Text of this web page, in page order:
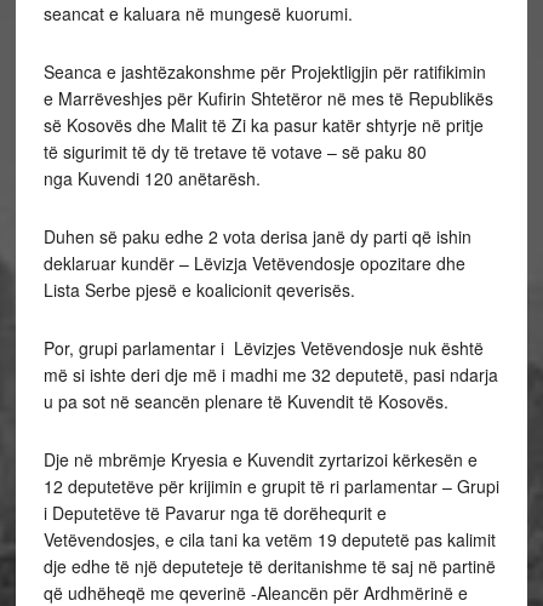
seancat e kaluara në mungesë kuorumi.
Seanca e jashtëzakonshme për Projektligjin për ratifikimin
e Marrëveshjes për Kufirin Shtetëror në mes të Republikës
së Kosovës dhe Malit të Zi ka pasur katër shtyrje në pritje
të sigurimit të dy të tretave të votave – së paku 80
nga Kuvendi 120 anëtarësh.
Duhen së paku edhe 2 vota derisa janë dy parti që ishin
deklaruar kundër – Lëvizja Vetëvendosje opozitare dhe
Lista Serbe pjesë e koalicionit qeverisës.
Por, grupi parlamentar i Lëvizjes Vetëvendosje nuk është
më si ishte deri dje më i madhi me 32 deputetë, pasi ndarja
u pa sot në seancën plenare të Kuvendit të Kosovës.
Dje në mbrëmje Kryesia e Kuvendit zyrtarizoi kërkesën e
12 deputetëve për krijimin e grupit të ri parlamentar – Grupi
i Deputetëve të Pavarur nga të dorëhequrit e
Vetëvendosjes, e cila tani ka vetëm 19 deputetë pas kalimit
dje edhe të një deputeteje të deritanishme të saj në partinë
që udhëheqë me qeverinë -Aleancën për Ardhmërinë e